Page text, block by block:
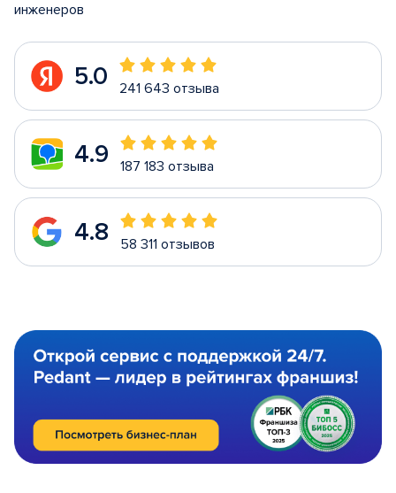
инженеров
5.0 241 643 отзыва
4.9 187 183 отзыва
4.8 58 311 отзывов